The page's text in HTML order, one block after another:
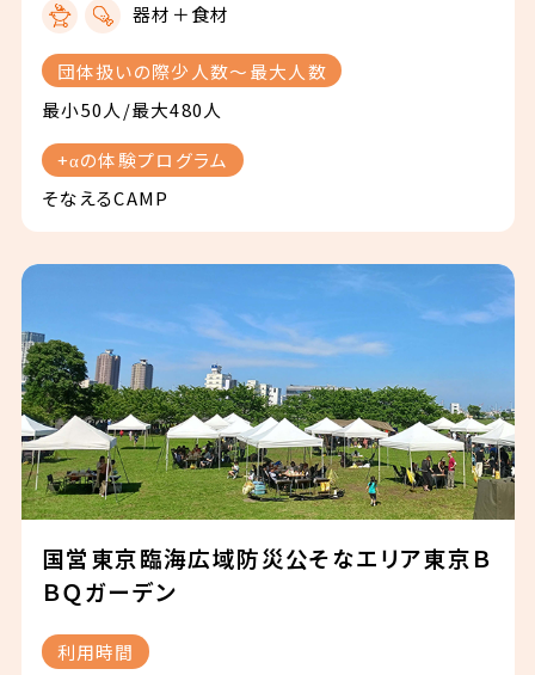
器材＋食材
団体扱いの際少人数〜最大人数
最小50人/最大480人
+αの体験プログラム
そなえるCAMP
国営東京臨海広域防災公そなエリア東京Ｂ
ＢＱガーデン
利用時間